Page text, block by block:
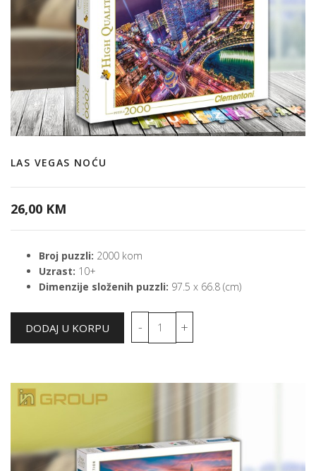
LAS VEGAS NOĆU
26,00 KM
Broj puzzli: 2000 kom
Uzrast: 10+
Dimenzije složenih puzzli: 97.5 x 66.8 (cm)